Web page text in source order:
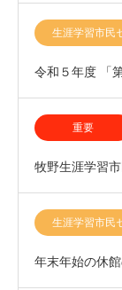
生涯学習市民
令和５年度 「
結果について
重要
牧野生涯学習
27（火）臨時
生涯学習市民
年末年始の休